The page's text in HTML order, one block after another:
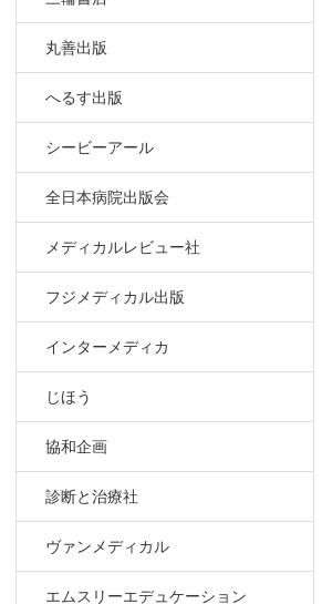
丸善出版
へるす出版
シービーアール
全日本病院出版会
メディカルレビュー社
フジメディカル出版
インターメディカ
じほう
協和企画
診断と治療社
ヴァンメディカル
エムスリーエデュケーション